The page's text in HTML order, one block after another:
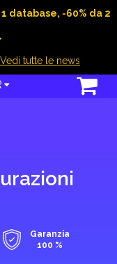
database, -60% da 2
Vedi tutte le news
Garanzia
100 %